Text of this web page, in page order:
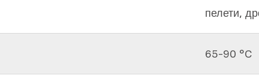
пелети,
65-90 °C